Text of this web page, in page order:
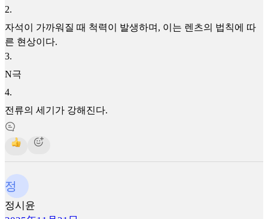
2.
자석이 가까워질 때 척력이 발생하며, 이는 렌츠의 법칙에 따
른 현상이다.
3.
N극
4.
전류의 세기가 강해진다.
정
정시윤